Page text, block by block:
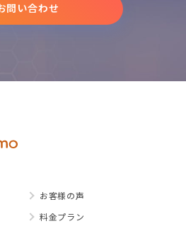
問い合わせ
お客様の声
料金プラン